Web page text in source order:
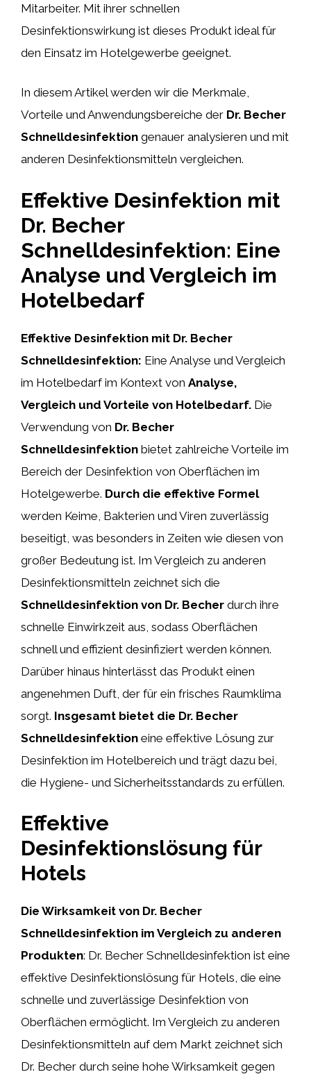
Mitarbeiter. Mit ihrer schnellen
Desinfektionswirkung ist dieses Produkt ideal für
den Einsatz im Hotelgewerbe geeignet.
In diesem Artikel werden wir die Merkmale,
Vorteile und Anwendungsbereiche der Dr. Becher
Schnelldesinfektion genauer analysieren und mit
anderen Desinfektionsmitteln vergleichen.
Effektive Desinfektion mit
Dr. Becher
Schnelldesinfektion: Eine
Analyse und Vergleich im
Hotelbedarf
Effektive Desinfektion mit Dr. Becher
Schnelldesinfektion: Eine Analyse und Vergleich
im Hotelbedarf im Kontext von Analyse,
Vergleich und Vorteile von Hotelbedarf. Die
Verwendung von Dr. Becher
Schnelldesinfektion bietet zahlreiche Vorteile im
Bereich der Desinfektion von Oberflächen im
Hotelgewerbe. Durch die effektive Formel
werden Keime, Bakterien und Viren zuverlässig
beseitigt, was besonders in Zeiten wie diesen von
großer Bedeutung ist. Im Vergleich zu anderen
Desinfektionsmitteln zeichnet sich die
Schnelldesinfektion von Dr. Becher durch ihre
schnelle Einwirkzeit aus, sodass Oberflächen
schnell und effizient desinfiziert werden können.
Darüber hinaus hinterlässt das Produkt einen
angenehmen Duft, der für ein frisches Raumklima
sorgt. Insgesamt bietet die Dr. Becher
Schnelldesinfektion eine effektive Lösung zur
Desinfektion im Hotelbereich und trägt dazu bei,
die Hygiene- und Sicherheitsstandards zu erfüllen.
Effektive
Desinfektionslösung für
Hotels
Die Wirksamkeit von Dr. Becher
Schnelldesinfektion im Vergleich zu anderen
Produkten: Dr. Becher Schnelldesinfektion ist eine
effektive Desinfektionslösung für Hotels, die eine
schnelle und zuverlässige Desinfektion von
Oberflächen ermöglicht. Im Vergleich zu anderen
Desinfektionsmitteln auf dem Markt zeichnet sich
Dr. Becher durch seine hohe Wirksamkeit gegen